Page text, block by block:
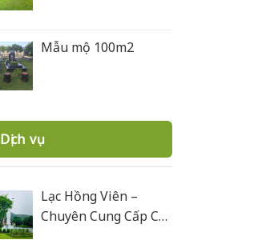
Mẫu mộ 100m2
Dịch vụ
Lạc Hồng Viên –
Chuyên Cung Cấp Các